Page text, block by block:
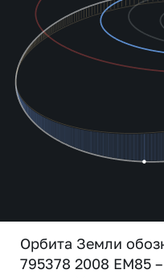
Орбита Земли
795378 2008 EM85